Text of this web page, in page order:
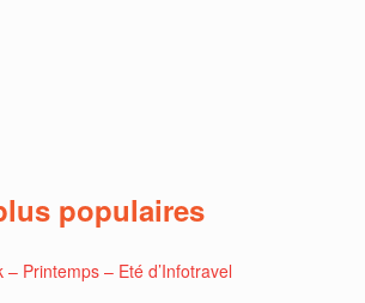
populaires
– Printemps – Eté d’Infotravel